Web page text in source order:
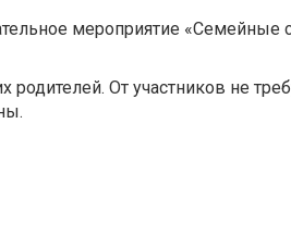
мероприятие «Семейные
От участников не